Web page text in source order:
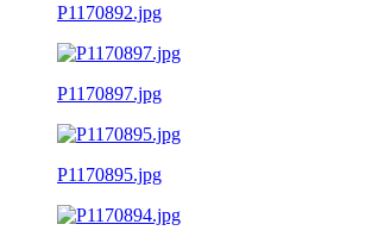
P1170892.jpg
P1170897.jpg
P1170895.jpg